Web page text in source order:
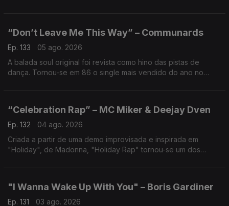
“Don’t Leave Me This Way” – Communards
Ep. 133
05 ago. 2026
A balada soul original foi revista como hino das pistas de
dança. Tornou-se em 86 o single mais vendido do ano no
“Celebration Rap” – MC Miker & Deejay Dven
Ep. 132
04 ago. 2026
Criada a partir de uma demo improvisada e inspirada em
"Holiday", de Madonna, "Holiday Rap" tornou-se um dos
"I Wanna Wake Up With You" – Boris Gardiner
Ep. 131
03 ago. 2026